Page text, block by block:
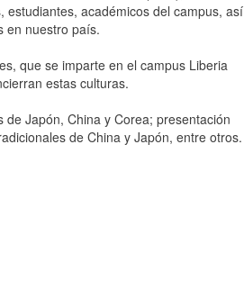
estudiantes, académicos del campus, así
en nuestro país.
que se imparte en el campus Liberia
estas culturas.
Japón, China y Corea; presentación
de China y Japón, entre otros.